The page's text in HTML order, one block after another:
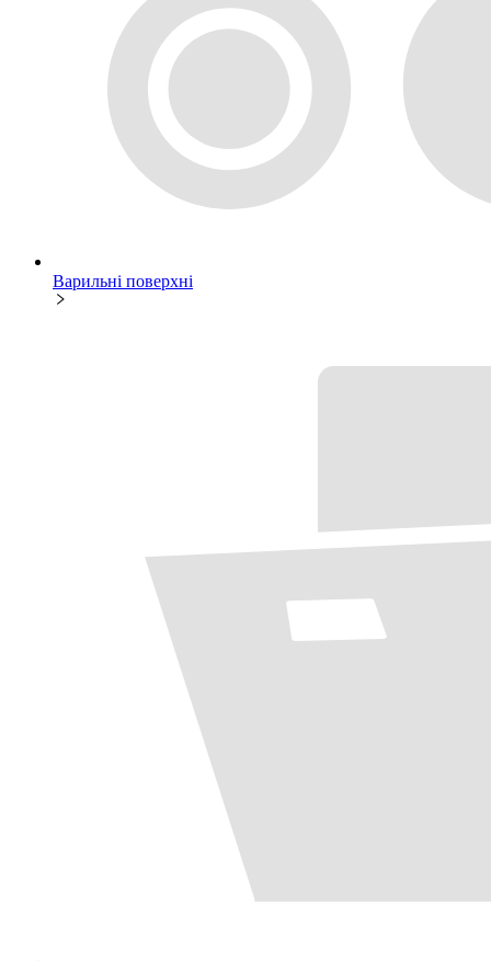
Варильні поверхні